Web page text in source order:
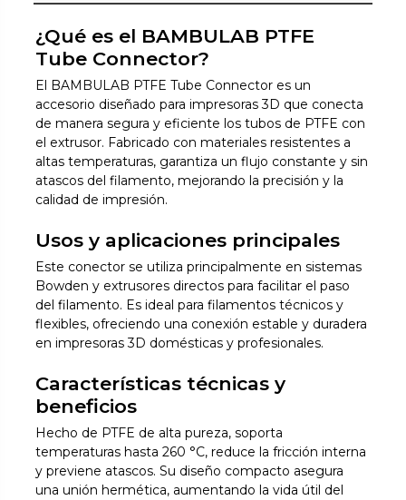
¿Qué es el BAMBULAB PTFE
Tube Connector?
El BAMBULAB PTFE Tube Connector es un
accesorio diseñado para impresoras 3D que conecta
de manera segura y eficiente los tubos de PTFE con
el extrusor. Fabricado con materiales resistentes a
altas temperaturas, garantiza un flujo constante y sin
atascos del filamento, mejorando la precisión y la
calidad de impresión.
Usos y aplicaciones principales
Este conector se utiliza principalmente en sistemas
Bowden y extrusores directos para facilitar el paso
del filamento. Es ideal para filamentos técnicos y
flexibles, ofreciendo una conexión estable y duradera
en impresoras 3D domésticas y profesionales.
Características técnicas y
beneficios
Hecho de PTFE de alta pureza, soporta
temperaturas hasta 260 °C, reduce la fricción interna
y previene atascos. Su diseño compacto asegura
una unión hermética, aumentando la vida útil del